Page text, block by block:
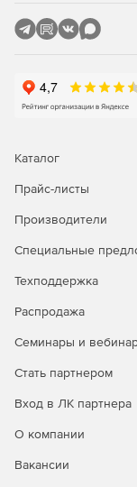
режиме.
мешает
Поддержка
Поддержка
Поддержка
Каталог
Прайс-листы
Производители
Специальные
Техподдержка
Распродажа
Семинары и
Стать партнером
Вход в ЛК партнера
О компании
Вакансии